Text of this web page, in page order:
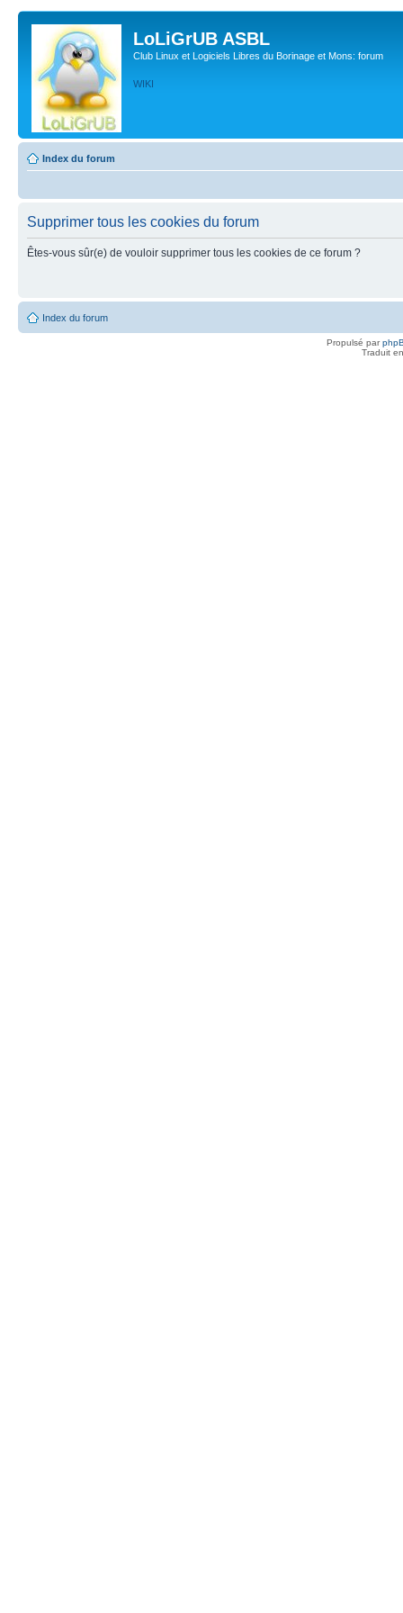
LoLiGrUB ASBL
Club Linux et Logiciels Libres du Borinage et Mons: forum
WIKI
Index du forum
Supprimer tous les cookies du forum
Êtes-vous sûr(e) de vouloir supprimer tous les cookies de ce forum ?
Index du forum
Propulsé par
Traduit